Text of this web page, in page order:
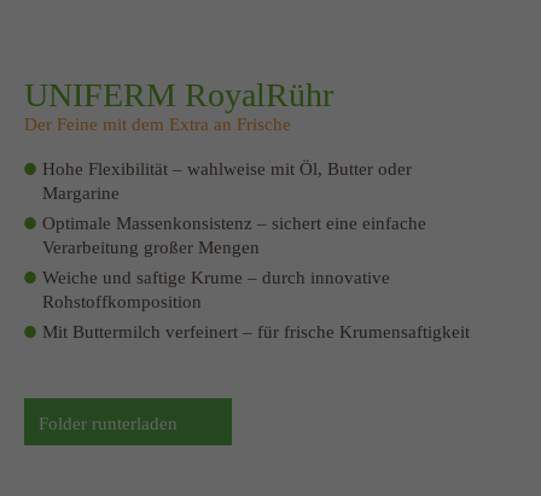
UNIFERM RoyalRühr
Der Feine mit dem Extra an Frische
Hohe Flexibilität – wahlweise mit Öl, Butter oder
Margarine
Optimale Massenkonsistenz – sichert eine einfache
Verarbeitung großer Mengen
Weiche und saftige Krume – durch innovative
Rohstoffkomposition
Mit Buttermilch verfeinert – für frische Krumensaftigkeit
Folder runterladen